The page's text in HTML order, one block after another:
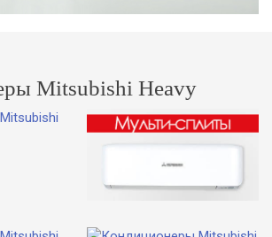
Mitsubishi Heavy